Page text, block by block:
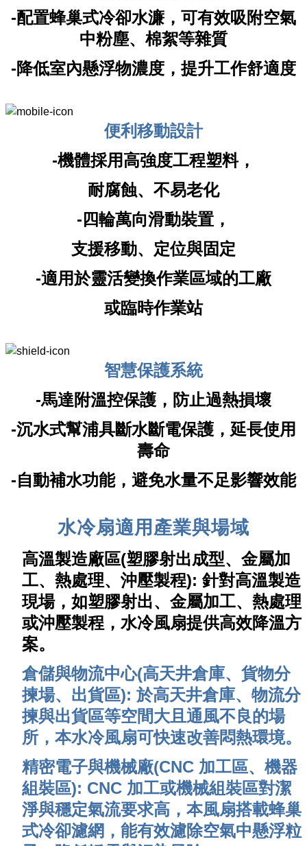
-配置蜂巢式冷卻水濂，可有效吸附空氣
中粉塵、棉絮等雜質
-降低室內懸浮物濃度，提升工作舒適度
便利移動設計
-機體採用高強度工程塑料，
耐腐蝕、不易老化
-四輪萬向滑動裝置，
支援移動、定位與固定
-適用於靈活變換作業區域的工廠
或臨時作業站
智慧保護系統
-馬達附溫控保護，防止過熱損壞
-沉水式幫浦具斷水斷電保護，延長使用
壽命
-自動補水功能，避免水量不足影響效能
水冷扇適用產業與場域
高溫製造廠區(塑膠射出成型、金屬加
工、熱處理、沖壓製程): 針對高溫製造
現場，如塑膠射出、金屬加工、熱處理
或沖壓製程，水冷風扇提供高效降溫方
案。
倉儲與物流中心(高天井倉庫、貨物分
揀場、出貨區): 於高天井倉庫、物流分
揀與出貨區等空間大且通風不良的場
所，本水冷風扇可快速改善悶熱環境。
精密電子與機械廠(CNC 加工區、機器
組裝區): CNC 加工或機械組裝區對潔
淨與穩定氣流要求高，本風扇搭載蜂巢
式冷卻濾網，能有效濾除空氣中懸浮粒